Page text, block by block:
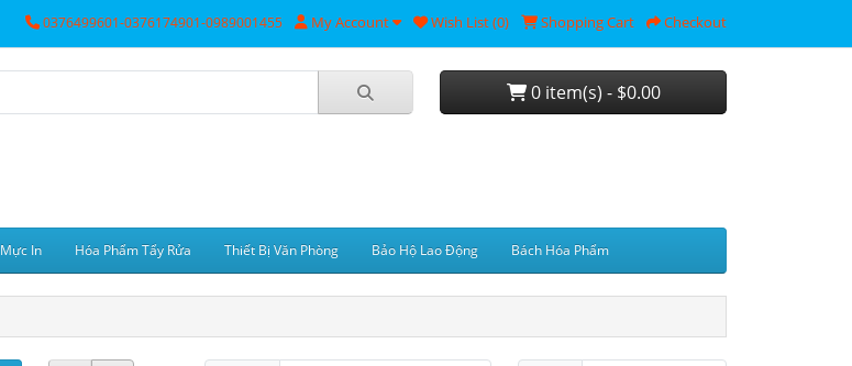
0376499601-0376174901-0989001455 My Account Wish List (0) Shopping Cart Checkout
0 item(s) - $0.00
Mực In Hóa Phẩm Tẩy Rửa Thiết Bị Văn Phòng Bảo Hộ Lao Động Bách Hóa Phẩm